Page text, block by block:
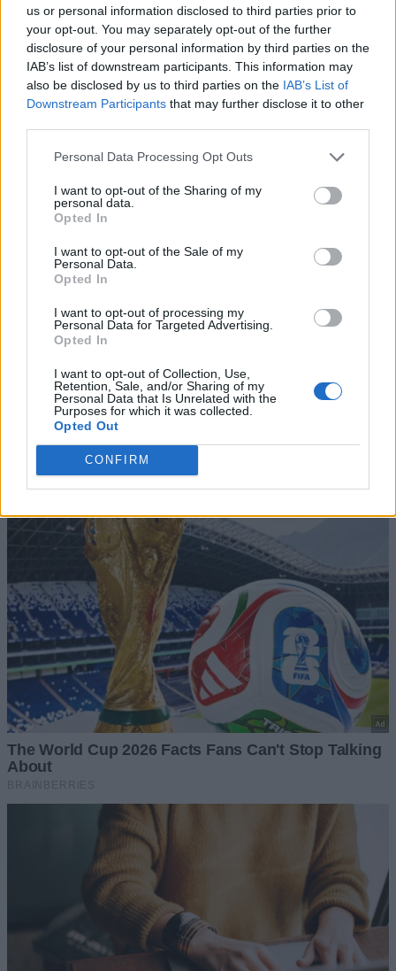
us or personal information disclosed to third parties prior to
your opt-out. You may separately opt-out of the further
disclosure of your personal information by third parties on the
IAB’s list of downstream participants. This information may
also be disclosed by us to third parties on the IAB’s List of
Downstream Participants that may further disclose it to other
Personal Data Processing Opt Outs
I want to opt-out of the Sharing of my
personal data.
Opted In
I want to opt-out of the Sale of my
Personal Data.
Opted In
I want to opt-out of processing my
Personal Data for Targeted Advertising.
Opted In
I want to opt-out of Collection, Use,
Retention, Sale, and/or Sharing of my
Personal Data that Is Unrelated with the
Purposes for which it was collected.
Opted Out
CONFIRM